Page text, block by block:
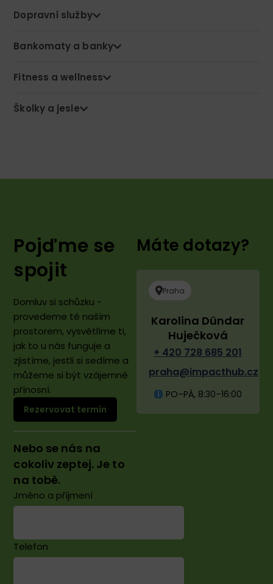
Dopravní služby
Bankomaty a banky
Fitness a wellness
Školky a jesle
Pojďme se
spojit​
Domluv si schůzku -
provedeme tě naším
prostorem, vysvětlíme ti,
jak to u nás funguje a
zjistíme, jestli si sedíme a
můžeme si být vzájemně
přínosní. ​
Rezervovat termín
Nebo se nás na
cokoliv zeptej. Je to
na tobě.
Jméno a příjmení
Telefon
Máte dotazy?
Praha
Karolina Dündar
Huječková
+ 420 728 685 201
praha@impacthub.cz
PO–PÁ, 8:30–16:00